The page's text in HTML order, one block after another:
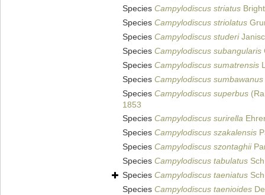
Species Campylodiscus striatus
Species Campylodiscus striolatus
Species Campylodiscus studeri
Species Campylodiscus subangularis
Species Campylodiscus sumatrensis
Species Campylodiscus sumbawanus
Species Campylodiscus superbus
1853
Species Campylodiscus surirella
Species Campylodiscus szakalensis
Species Campylodiscus szontaghii
Species Campylodiscus tabulatus
Species Campylodiscus taeniatus
Species Campylodiscus taenioides